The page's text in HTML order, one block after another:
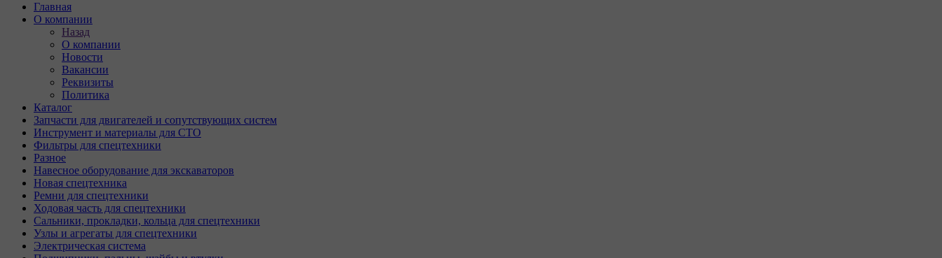
Главная
О компании
Назад
О компании
Новости
Вакансии
Реквизиты
Политика
Каталог
Запчасти для двигателей и сопутствующих систем
Инструмент и материалы для СТО
Фильтры для спецтехники
Разное
Навесное оборудование для экскаваторов
Новая спецтехника
Ремни для спецтехники
Ходовая часть для спецтехники
Сальники, прокладки, кольца для спецтехники
Узлы и агрегаты для спецтехники
Электрическая система